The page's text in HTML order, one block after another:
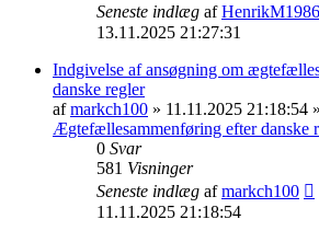
Seneste indlæg afHenrikM1986
13.11.2025 21:27:31
Indgivelse af ansøgning om
danske regler
afmarkch100 » 11.11.2025 21:18:54
Ægtefællesammenføring efter danske
0 Svar
581 Visninger
Seneste indlæg afmarkch100
11.11.2025 21:18:54